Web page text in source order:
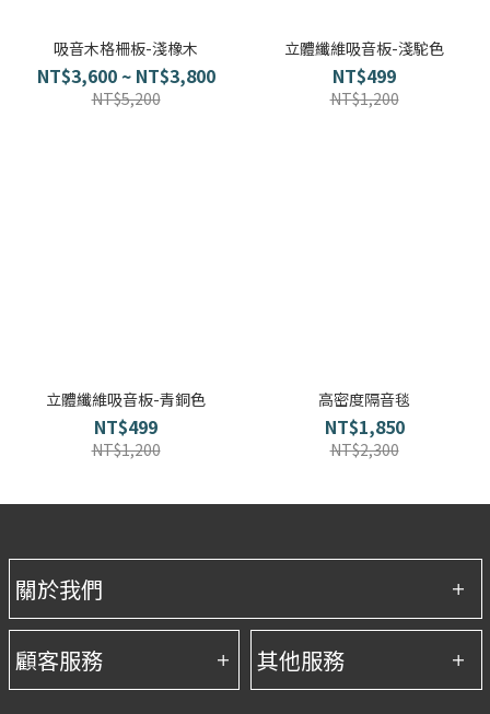
吸音木格柵板-淺橡木
NT$3,600 ~ NT$3,800
NT$5,200
立體纖維吸音板-淺駝色
NT$499
NT$1,200
立體纖維吸音板-青銅色
NT$499
NT$1,200
高密度隔音毯
NT$1,850
NT$2,300